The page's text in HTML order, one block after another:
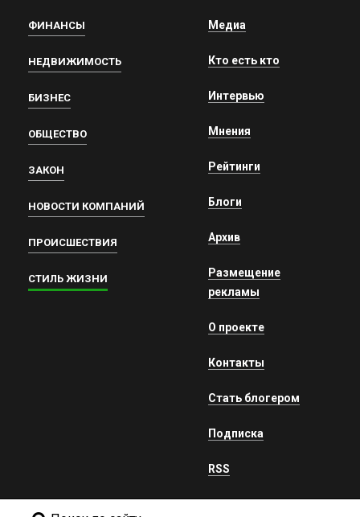
ФИНАНСЫ
НЕДВИЖИМОСТЬ
БИЗНЕС
ОБЩЕСТВО
ЗАКОН
НОВОСТИ КОМПАНИЙ
ПРОИСШЕСТВИЯ
СТИЛЬ ЖИЗНИ
Медиа
Кто есть кто
Интервью
Мнения
Рейтинги
Блоги
Архив
Размещение
рекламы
О проекте
Контакты
Стать блогером
Подписка
RSS